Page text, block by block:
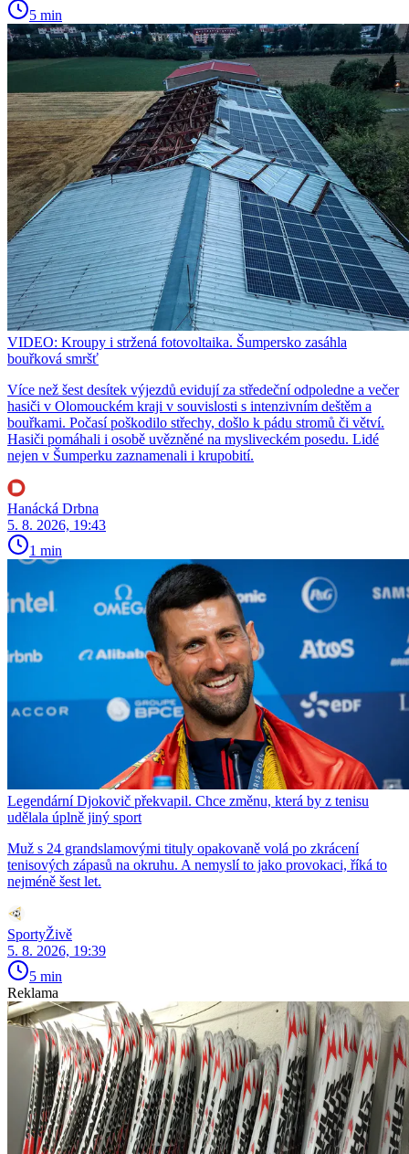
5 min
VIDEO: Kroupy i stržená fotovoltaika. Šumpersko zasáhla
bouřková smršť
Více než šest desítek výjezdů evidují za středeční odpoledne a večer
hasiči v Olomouckém kraji v souvislosti s intenzivním deštěm a
bouřkami. Počasí poškodilo střechy, došlo k pádu stromů či větví.
Hasiči pomáhali i osobě uvězněné na mysliveckém posedu. Lidé
nejen v Šumperku zaznamenali i krupobití.
Hanácká Drbna
5. 8. 2026, 19:43
1 min
Legendární Djokovič překvapil. Chce změnu, která by z tenisu
udělala úplně jiný sport
Muž s 24 grandslamovými tituly opakovaně volá po zkrácení
tenisových zápasů na okruhu. A nemyslí to jako provokaci, říká to
nejméně šest let.
SportyŽivě
5. 8. 2026, 19:39
5 min
Reklama